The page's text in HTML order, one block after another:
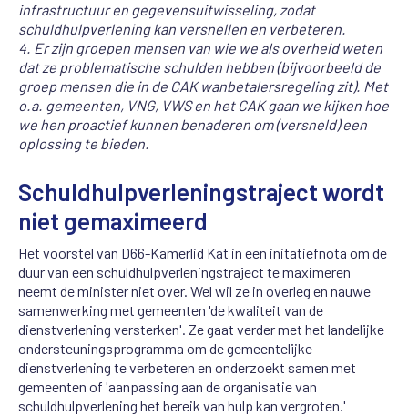
infrastructuur en gegevensuitwisseling, zodat
schuldhulpverlening kan versnellen en verbeteren.
4. Er zijn groepen mensen van wie we als overheid weten
dat ze problematische schulden hebben (bijvoorbeeld de
groep mensen die in de CAK wanbetalersregeling zit). Met
o.a. gemeenten, VNG, VWS en het CAKgaan we kijken hoe
we hen proactief kunnen benaderen om (versneld) een
oplossing te bieden.
Schuldhulpverleningstraject wordt
niet gemaximeerd
Het voorstel van D66-Kamerlid Kat in een initatiefnota om de
duur van een schuldhulpverleningstraject te maximeren
neemt de minister niet over. Wel wil ze in overleg en nauwe
samenwerking met gemeenten 'de kwaliteit van de
dienstverlening versterken'. Ze gaat verder met het landelijke
ondersteuningsprogramma om de gemeentelijke
dienstverlening te verbeteren en onderzoekt samen met
gemeenten of 'aanpassing aan de organisatie van
schuldhulpverlening het bereik van hulp kan vergroten.'